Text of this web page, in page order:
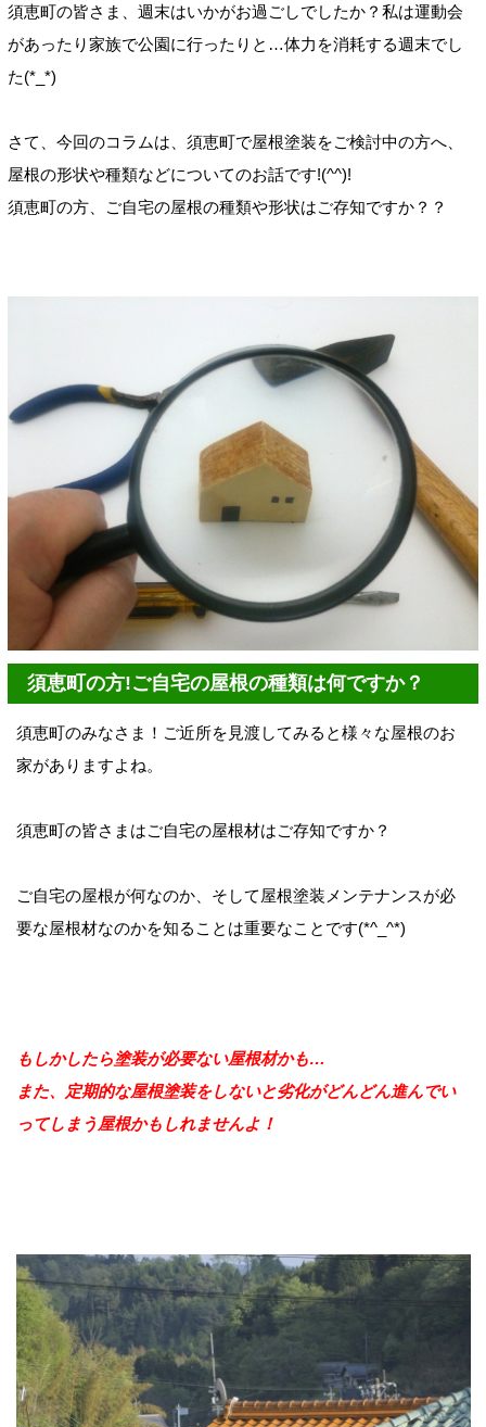
須恵町の皆さま、週末はいかがお過ごしでしたか？私は運動会
があったり家族で公園に行ったりと…体力を消耗する週末でし
た(*_*)
さて、今回のコラムは、須恵町で屋根塗装をご検討中の方へ、
屋根の形状や種類などについてのお話です!(^^)!
須恵町の方、ご自宅の屋根の種類や形状はご存知ですか？？
須恵町の方!ご自宅の屋根の種類は何ですか？
須恵町のみなさま！ご近所を見渡してみると様々な屋根のお
家がありますよね。
須恵町の皆さまはご自宅の屋根材はご存知ですか？
ご自宅の屋根が何なのか、そして屋根塗装メンテナンスが必
要な屋根材なのかを知ることは重要なことです(*^_^*)
もしかしたら塗装が必要ない屋根材かも…
また、定期的な屋根塗装をしないと劣化がどんどん進んでい
ってしまう屋根かもしれませんよ！